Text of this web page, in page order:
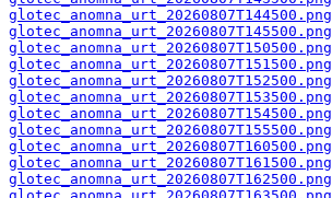
glotec_anomna_urt_20260807T144500.png
glotec_anomna_urt_20260807T145500.png
glotec_anomna_urt_20260807T150500.png
glotec_anomna_urt_20260807T151500.png
glotec_anomna_urt_20260807T152500.png
glotec_anomna_urt_20260807T153500.png
glotec_anomna_urt_20260807T154500.png
glotec_anomna_urt_20260807T155500.png
glotec_anomna_urt_20260807T160500.png
glotec_anomna_urt_20260807T161500.png
glotec_anomna_urt_20260807T162500.png